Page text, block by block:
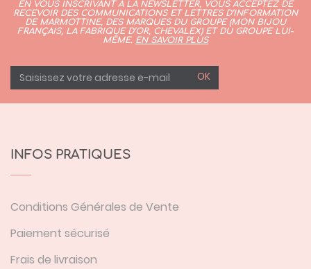
EN VOUS INSCRIVANT À LA NEWSLETTER, VOUS ACCEPTEZ DE
RECEVOIR DES COMMUNICATIONS ET LETTRES D’INFORMATION
DE MARMOTTINE, DES MARQUES DU GROUPE (MON BIJOU
FRANÇAIS, LA FABRIQUE D’OR, CHEVALEX)ET DU GROUPE LUI-
MÊME. EN SAVOIR PLUS
OK
INFOS PRATIQUES
Conditions Générales de Vente
Paiement sécurisé
Frais de livraison